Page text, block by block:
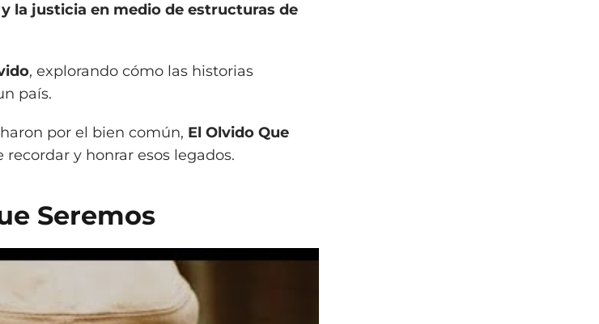
la justicia en medio de estructuras de
, explorando cómo las historias
país.
por el bien común, El Olvido Que
y honrar esos legados.
Seremos